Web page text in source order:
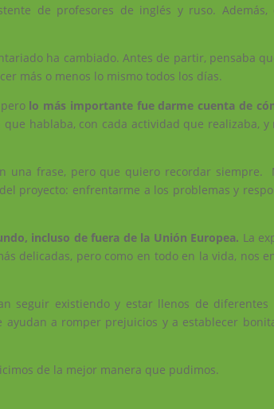
de profesores de inglés y ruso. Además,
ha cambiado. Antes de partir, pensaba
más o menos lo mismo todos los días.
lo más importante fue darme cuenta de
que hablaba, con cada actividad que realizaba, y
una frase, pero que quiero recordar siempre.
proyecto: enfrentarme a los problemas y
incluso de fuera de la Unión Europea. La
delicadas, pero como en todo en la vida, nos
seguir existiendo y estar llenos de diferentes
a romper prejuicios y a establecer
de la mejor manera que pudimos.